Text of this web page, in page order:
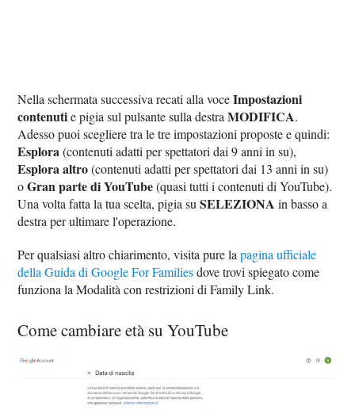
Nella schermata successiva recati alla voceImpostazioni
contenutie pigia sul pulsante sulla destraMODIFICA.
Adesso puoi scegliere tra le tre impostazioni proposte e quindi:
Esplora (contenuti adatti per spettatori dai 9 anni in su),
Esplora altro(contenuti adatti per spettatori dai 13 anni in su)
oGran parte di YouTube(quasi tutti i contenuti di YouTube).
Una volta fatta la tua scelta, pigia suSELEZIONA in basso a
destra per ultimare l'operazione.
Per qualsiasi altro chiarimento, visita pure lapagina ufficiale
della Guida di Google For Familiesdove trovi spiegato come
funziona la Modalità con restrizioni di Family Link.
Come cambiare età su YouTube